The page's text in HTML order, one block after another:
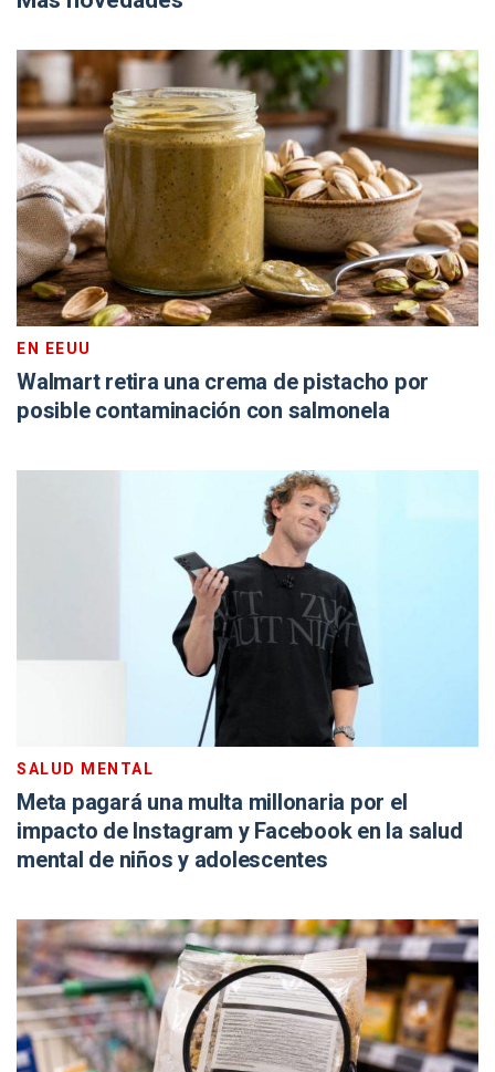
EN EEUU
Walmart retira una crema de pistacho por
posible contaminación con salmonela
SALUD MENTAL
Meta pagará una multa millonaria por el
impacto de Instagram y Facebook en la salud
mental de niños y adolescentes